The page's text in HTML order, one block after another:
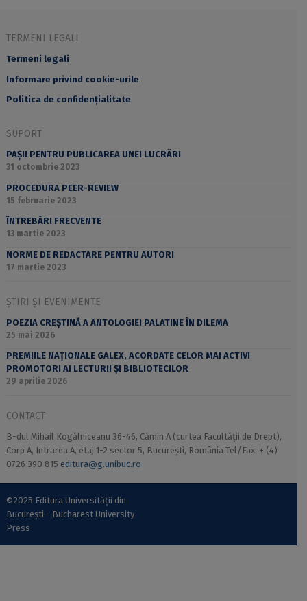
TERMENI LEGALI
Termeni legali
Informare privind cookie-urile
Politica de confidențialitate
SUPORT
PAȘII PENTRU PUBLICAREA UNEI LUCRĂRI
31 octombrie 2023
PROCEDURA PEER-REVIEW
15 februarie 2023
ÎNTREBĂRI FRECVENTE
13 martie 2023
NORME DE REDACTARE PENTRU AUTORI
17 martie 2023
ȘTIRI ȘI EVENIMENTE
POEZIA CREȘTINĂ A ANTOLOGIEI PALATINE ÎN DILEMA
25 mai 2026
PREMIILE NAȚIONALE GALEX, ACORDATE CELOR MAI ACTIVI
PROMOTORI AI LECTURII ȘI BIBLIOTECILOR
29 aprilie 2026
CONTACT
B-dul Mihail Kogălniceanu 36-46, Cămin A (curtea Facultății de Drept),
Corp A, Intrarea A, etaj 1-2 sector 5, București, România Tel/Fax: + (4)
0726 390 815 editura@g.unibuc.ro
©2025 Editura Universității din
București - Bucharest University
Press